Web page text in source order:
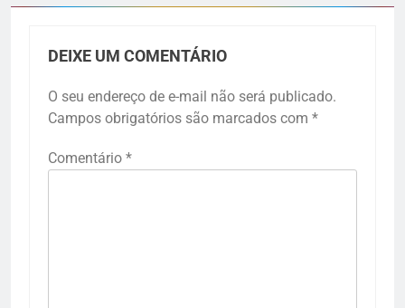
DEIXE UM COMENTÁRIO
O seu endereço de e-mail não será publicado.
Campos obrigatórios são marcados com *
Comentário *